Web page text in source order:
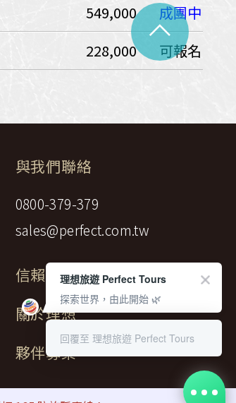
NCL遊輪
成團中
549,000
可報名
228,000
與我們聯絡
0800-379-379
sales@perfect.com.tw
信賴標章
關於理想
夥伴募集
^
理想旅遊 Perfect Tours
探索世界，由此開始 🌿
回覆至 理想旅遊 Perfect Tours